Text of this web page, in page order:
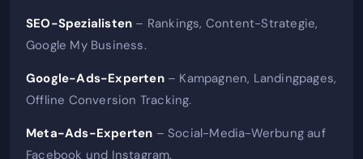
SEO-Spezialisten – Rankings, Content-Strategie,
Google My Business.
Google-Ads-Experten– Kampagnen, Landingpages,
Offline Conversion Tracking.
Meta-Ads-Experten – Social-Media-Werbung auf
Facebook und Instagram.